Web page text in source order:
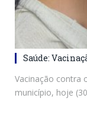
Saúde:
Vacinação contra
município, hoje